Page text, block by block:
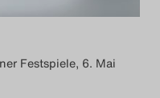
Festspiele, 6. Mai